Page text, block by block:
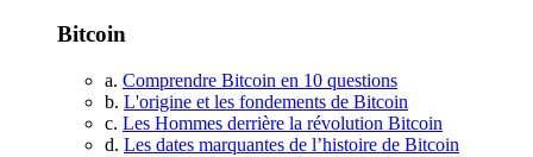
Bitcoin
a. Comprendre Bitcoin en 10 questions
b. L'origine et les fondements de Bitcoin
c. Les Hommes derrière la révolution Bitcoin
d. Les dates marquantes de l’histoire de Bitcoin